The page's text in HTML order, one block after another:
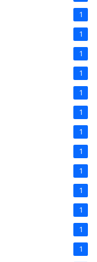
1
1
1
1
1
1
1
1
1
1
1
1
1